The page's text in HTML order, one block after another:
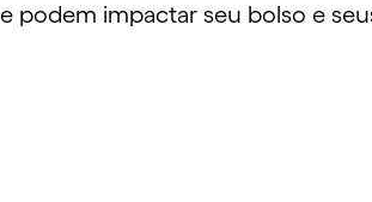
impactar seu bolso e